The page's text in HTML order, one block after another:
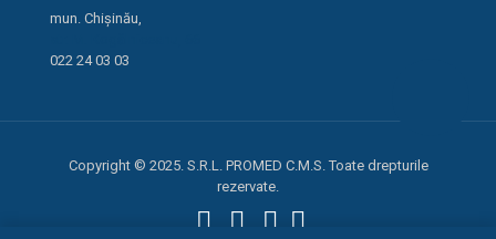
mun. Chișinău,
022 24 03 03
Copyright © 2025. S.R.L. PROMED C.M.S. Toate drepturile
rezervate.